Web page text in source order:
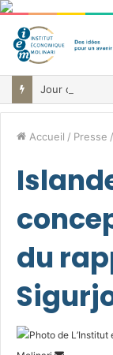
Accueil / Presse /
du